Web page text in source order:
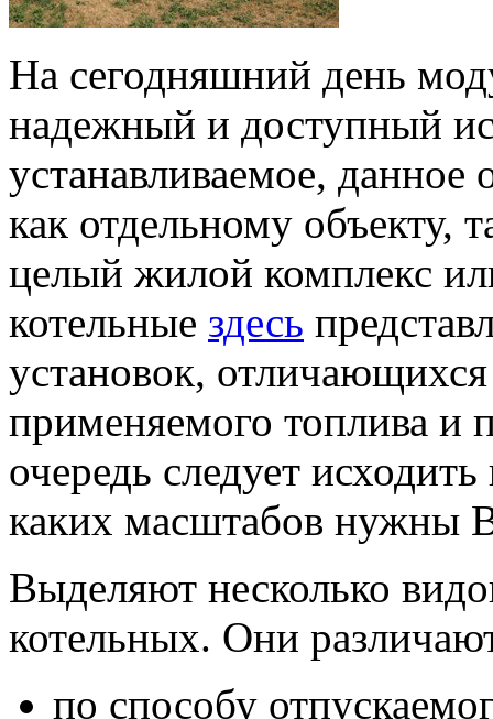
На сегодняшний день
надежный и доступный
устанавливаемое,
как отдельному объекту,
целый жилой комплекс
котельные здесь
установок,
применяемого топлива и
очередь следует
каких масштабов нужны
Выделяют несколько
котельных. Они
по способу